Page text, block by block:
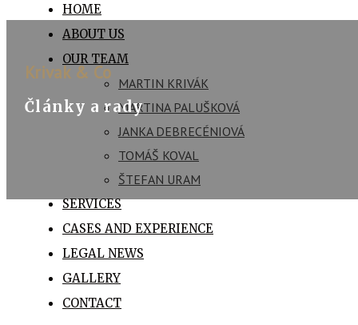
HOME
ABOUT US
OUR TEAM
MARTIN KRIVÁK
MARTINA PALUŠKOVÁ
JANKA DEBRECÉNIOVÁ
TOMÁŠ KOVAL
ŠTEFAN URAM
SERVICES
CASES AND EXPERIENCE
LEGAL NEWS
GALLERY
CONTACT
Krivak & Co
Články a rady